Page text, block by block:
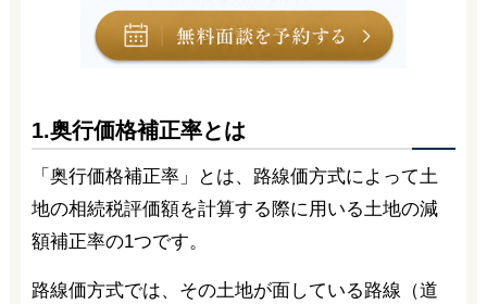
1.奥行価格補正率とは
「奥行価格補正率」とは、路線価方式によって土
地の相続税評価額を計算する際に用いる土地の減
額補正率の1つです。
路線価方式では、その土地が面している路線（道